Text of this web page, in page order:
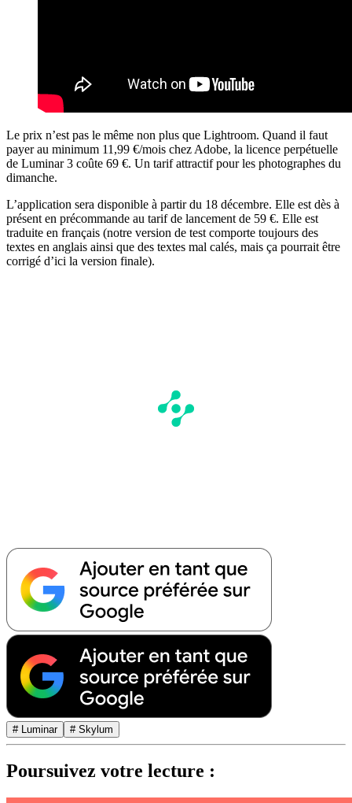
Le prix n’est pas le même non plus que Lightroom. Quand il faut
payer au minimum 11,99 €/mois chez Adobe, la licence perpétuelle
de Luminar 3 coûte 69 €. Un tarif attractif pour les photographes du
dimanche.
L’application sera disponible à partir du 18 décembre. Elle est dès à
présent en précommande au tarif de lancement de 59 €. Elle est
traduite en français (notre version de test comporte toujours des
textes en anglais ainsi que des textes mal calés, mais ça pourrait être
corrigé d’ici la version finale).
# Luminar # Skylum
Poursuivez votre lecture :